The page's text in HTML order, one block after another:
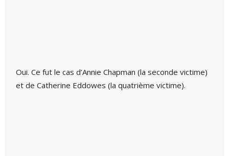
Oui. Ce fut le cas d’Annie Chapman (la seconde victime)
et de Catherine Eddowes (la quatrième victime).